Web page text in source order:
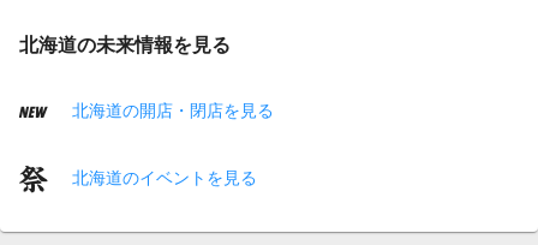
北海道の未来情報を見る
北海道の開店・閉店を見る
北海道のイベントを見る